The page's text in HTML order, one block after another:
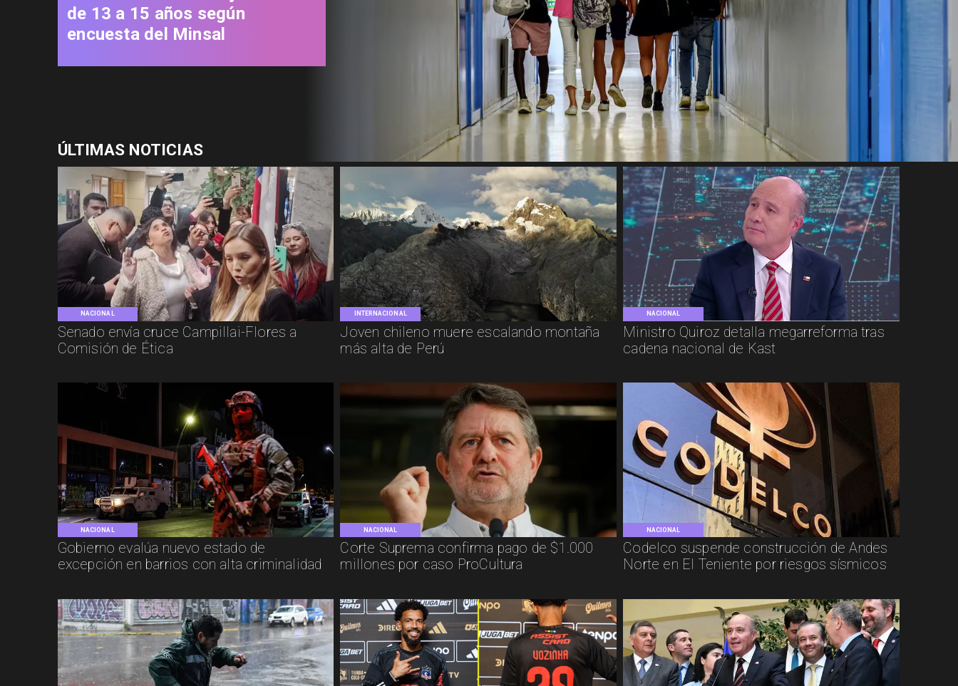
NACIONAL
Senado envía cruce Campillai-Flores a
Comisión de Ética
INTERNACIONAL
Joven chileno muere escalando montaña
más alta de Perú
NACIONAL
Ministro Quiroz detalla megarreforma tras
cadena nacional de Kast
NACIONAL
Gobierno evalúa nuevo estado de
excepción en barrios con alta criminalidad
NACIONAL
Corte Suprema confirma pago de $1.000
millones por caso ProCultura
NACIONAL
Codelco suspende construcción de Andes
Norte en El Teniente por riesgos sísmicos
de 13 a 15 años según
encuesta del Minsal
ÚLTIMAS NOTICIAS